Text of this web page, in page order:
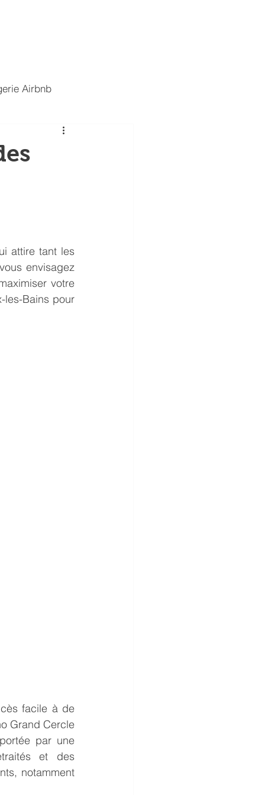
Airbnb
attire tant les
envisagez
votre
les-Bains pour
facile à de
Grand Cercle
par une
et des
notamment